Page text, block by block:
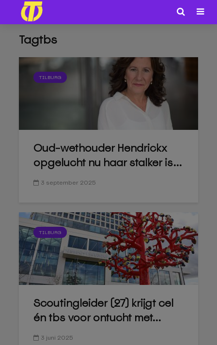
Tagtbs
TILBURG
Oud-wethouder Hendrickx
opgelucht nu haar stalker is...
3 september 2025
TILBURG
Scoutingleider (27) krijgt cel
én tbs voor ontucht met...
3 juni 2025